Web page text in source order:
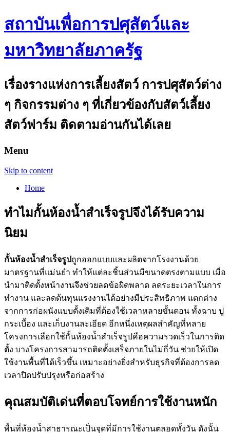
สถาบันเพื่อการปศุสัตว์และ
มหาวิทยาลัยภาครัฐ
เรื่องรางแห่งการเลี้ยงสัตว์ การปศุสัตว์ต่าง
ๆ กิจกรรมต่าง ๆ ที่เกี่ยวข้องกับสัตว์เลี้ยง
สัตว์ฟาร์ม ติดตามอ่านกันได้เลย
Menu
Skip to content
Home
ทำไมกั้นห้องน้ำสำเร็จรูปจึงได้รับความ
นิยม
กั้นห้องน้ำสำเร็จรูปถูกออกแบบและผลิตจากโรงงานด้วย
มาตรฐานที่แม่นยำ ทำให้แต่ละชิ้นส่วนมีขนาดตรงตามแบบ เมื่อ
นำมาติดตั้งหน้างานจึงช่วยลดข้อผิดพลาด ลดระยะเวลาในการ
ทำงาน และลดต้นทุนแรงงานได้อย่างมีประสิทธิภาพ แตกต่าง
จากการก่อผนังแบบดั้งเดิมที่ต้องใช้เวลาหลายขั้นตอน ทั้งฉาบ ปู
กระเบื้อง และเก็บงานละเอียด อีกหนึ่งเหตุผลสำคัญที่หลาย
โครงการเลือกใช้กั้นห้องน้ำสำเร็จรูปคือความรวดเร็วในการติด
ตั้ง บางโครงการสามารถติดตั้งเสร็จภายในไม่กี่วัน ช่วยให้เปิด
ใช้งานพื้นที่ได้เร็วขึ้น เหมาะอย่างยิ่งสำหรับธุรกิจที่ต้องการลด
เวลาปิดปรับปรุงหรือก่อสร้าง
คุณสมบัติเด่นที่ตอบโจทย์การใช้งานหนัก
พื้นที่ห้องน้ำสาธารณะเป็นจุดที่มีการใช้งานตลอดทั้งวัน ดังนั้น